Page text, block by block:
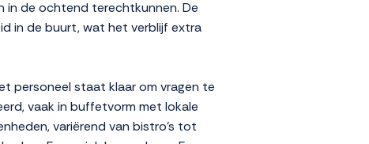
in de ochtend terechtkunnen. De
in de buurt, wat het verblijf extra
personeel staat klaar om vragen te
vaak in buffetvorm met lokale
variërend van bistro's tot